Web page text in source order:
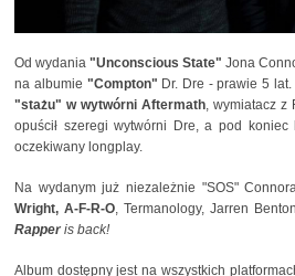
Od wydania"Unconscious State" Jona
na albumie "Compton" Dr. Dre - prawie 5 lat.
"stażu" w wytwórni Aftermath, wymiatacz z
opuścił szeregi wytwórni Dre, a pod koniec
oczekiwany longplay.
Na wydanym już niezależnie "SOS"
Wright, A-F-R-O, Termanology, Jarren
Rapper is back!
Album dostępny jest na wszystkich